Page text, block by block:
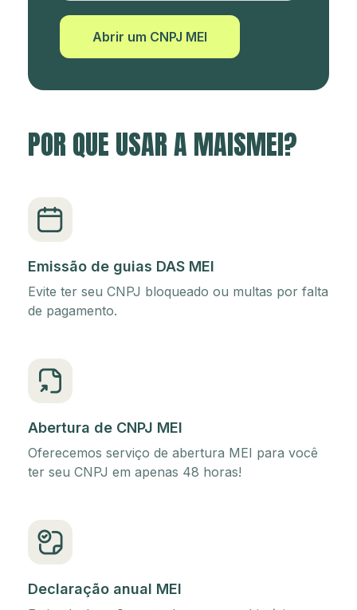
Abrir um CNPJ MEI
POR QUE USAR A MAISMEI?
Emissão de guias DAS MEI
Evite ter seu CNPJ bloqueado ou multas por falta
de pagamento.
Abertura de CNPJ MEI
Oferecemos serviço de abertura MEI para você
ter seu CNPJ em apenas 48 horas!
Declaração anual MEI